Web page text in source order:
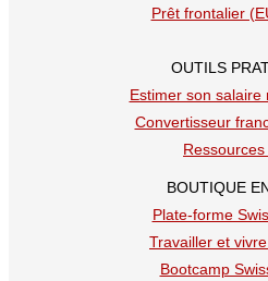
Prêt frontalier
OUTILS
Estimer son salaire
Convertisseur
BOUTIQUE
Plate-forme
Travailler et
Bootcamp